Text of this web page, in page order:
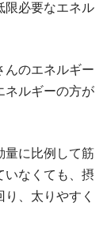
限必要なエネル
んのエネルギー
ネルギーの方が
量に比例して筋
いなくても、摂
、太りやすく